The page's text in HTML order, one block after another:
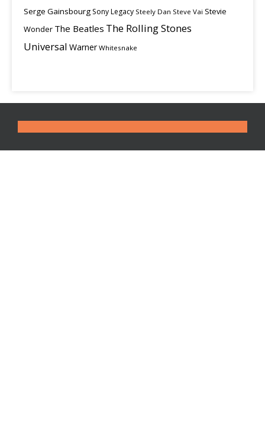
Serge Gainsbourg Sony Legacy Steely Dan Steve Vai Stevie
Wonder The Beatles The Rolling Stones
Universal Warner Whitesnake